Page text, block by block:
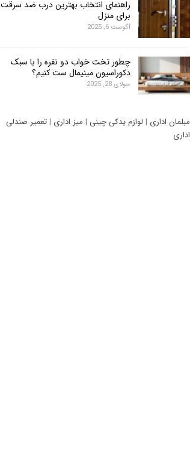
راهنمای انتخاب بهترین درب ضد سرقت
برای منزل
آگوست 6, 2025
چطور تخت خواب دو نفره را با سبک
دکوراسیون مینیمال ست کنیم؟
جولای 28, 2025
مبلمان اداری | لوازم یدکی چینی | میز اداری | تعمیر صندلی
اداری